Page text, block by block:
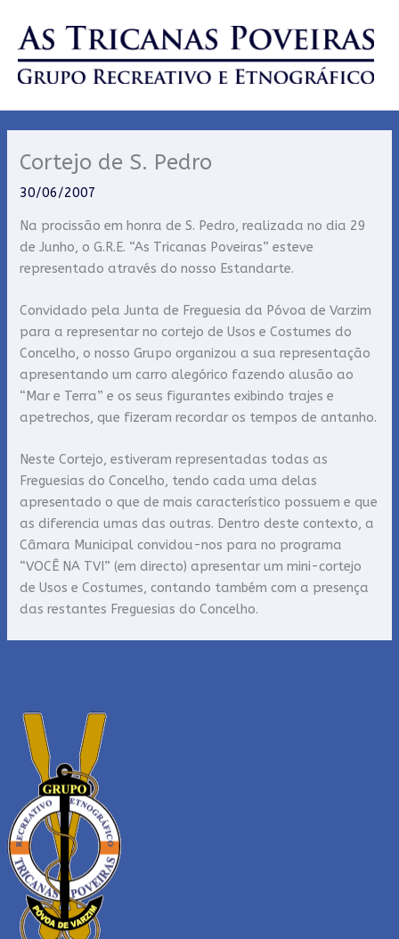
content
Cortejo de S. Pedro
30/06/2007
Na procissão em honra de S. Pedro, realizada no dia 29
de Junho, o G.R.E. “As Tricanas Poveiras” esteve
representado através do nosso Estandarte.
Convidado pela Junta de Freguesia da Póvoa de Varzim
para a representar no cortejo de Usos e Costumes do
Concelho, o nosso Grupo organizou a sua representação
apresentando um carro alegórico fazendo alusão ao
“Mar e Terra” e os seus figurantes exibindo trajes e
apetrechos, que fizeram recordar os tempos de antanho.
Neste Cortejo, estiveram representadas todas as
Freguesias do Concelho, tendo cada uma delas
apresentado o que de mais característico possuem e que
as diferencia umas das outras. Dentro deste contexto, a
Câmara Municipal convidou-nos para no programa
“VOCÊ NA TVI” (em directo) apresentar um mini-cortejo
de Usos e Costumes, contando também com a presença
das restantes Freguesias do Concelho.